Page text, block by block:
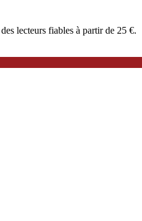
lecteurs fiables à partir de 25 €.